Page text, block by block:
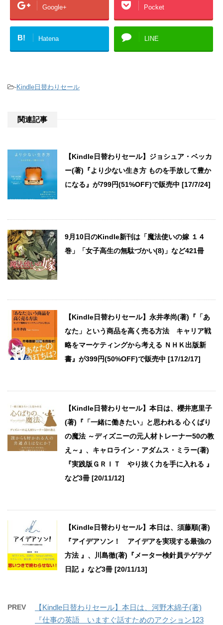
Google+ Pocket
B! Hatena LINE
-Kindle日替わりセール
関連記事
【Kindle日替わりセール】ジョシュア・ベッカ
ー(著)『より少ない生き方 ものを手放して豊か
になる』が799円(51%OFF)で販売中 [17/7/24]
9月10日のKindle新刊は「魔法使いの嫁 １４
巻」「女子高生の無駄づかい(8)」など421冊
【Kindle日替わりセール】永井孝尚(著)『「あ
なた」という商品を高く売る方法 キャリア戦
略をマーケティングから考える ＮＨＫ出版新
書』が399円(50%OFF)で販売中 [17/12/17]
【Kindle日替わりセール】本日は、櫻井恵里子
(著)『「一緒に働きたい」と思われる 心くばり
の魔法 ～ディズニーの元人材トレーナー50の教
え～』、キャロライン・アダムス・ミラー(著)
『実践版ＧＲＩＴ やり抜く力を手に入れる 』
など3冊 [20/11/12]
【Kindle日替わりセール】本日は、須藤順(著)
『アイデアソン！ アイデアを実現する最強の
方法 』、川島徹(著)『メーター検針員テゲテゲ
日記 』など3冊 [20/11/13]
PREV
【Kindle日替わりセール】本日は、河野木綿子(著)
『仕事の英語 いますぐ話すためのアクション123